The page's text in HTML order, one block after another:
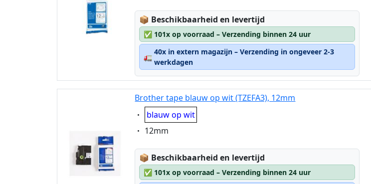
📦 Lagerstatus:
Beschikbaarheid en levertijd
✅ 101x op voorraad – Verzending binnen 24 uur
🚛
40x in extern magazijn – Verzending in ongeveer 2-3
werkdagen
Brother tape blauw op wit (TZEFA3), 12mm
Eigenschaft:
blauw op wit
Eigenschaft:
12mm
📦 Lagerstatus:
Beschikbaarheid en levertijd
✅ 101x op voorraad – Verzending binnen 24 uur